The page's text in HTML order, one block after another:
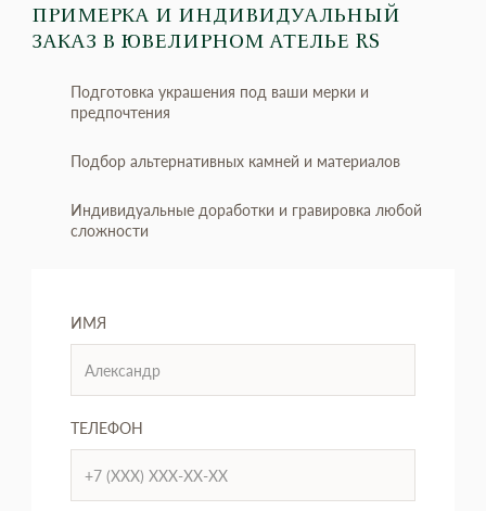
ПРИМЕРКА И ИНДИВИДУАЛЬНЫЙ
ЗАКАЗ В ЮВЕЛИРНОМ АТЕЛЬЕ RS
Подготовка украшения под ваши мерки и
предпочтения
Подбор альтернативных камней и материалов
Индивидуальные доработки и гравировка любой
сложности
ИМЯ
ТЕЛЕФОН